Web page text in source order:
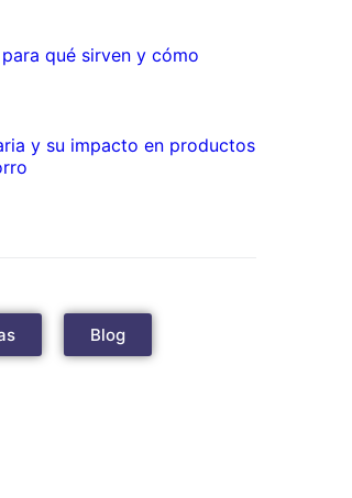
para qué sirven y cómo
y su impacto en productos
Blog